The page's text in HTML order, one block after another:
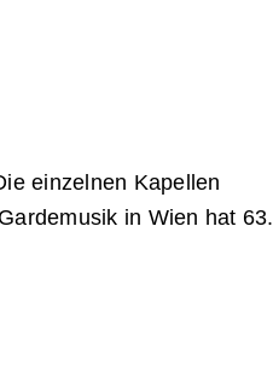
einzelnen Kapellen
in Wien hat 63.